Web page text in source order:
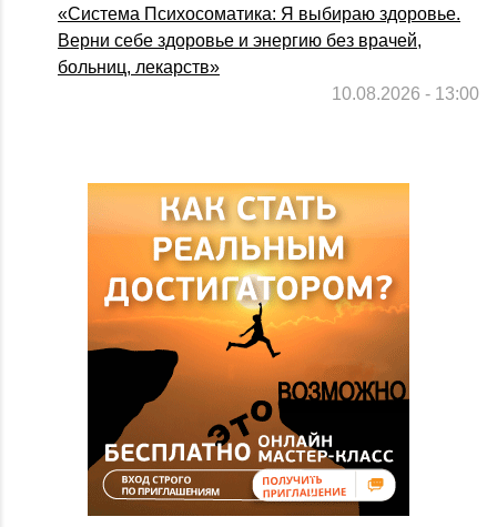
«Система Психосоматика: Я выбираю здоровье.
Верни себе здоровье и энергию без врачей,
больниц, лекарств»
10.08.2026 - 13:00